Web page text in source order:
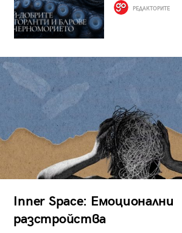
РЕДАКТОРИТЕ
Inner Space: Емоционални
разстройства